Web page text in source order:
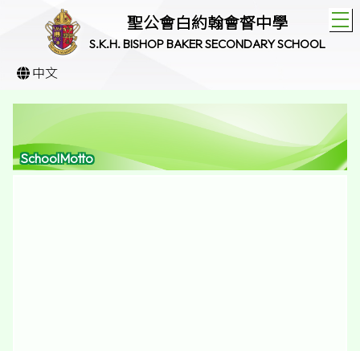
聖公會白約翰會督中學
S.K.H. BISHOP BAKER SECONDARY SCHOOL
中文
SchoolMotto